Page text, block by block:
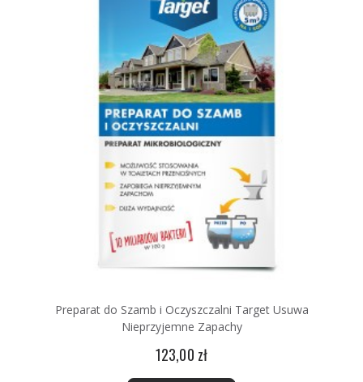
Preparat do Szamb i Oczyszczalni Target Usuwa
Nieprzyjemne Zapachy
123,00 zł